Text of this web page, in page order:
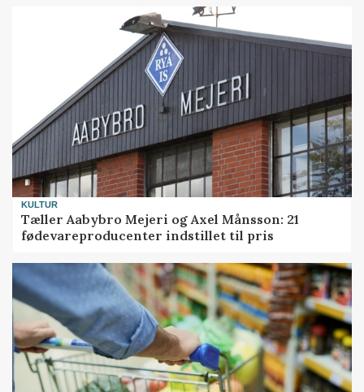
KULTUR
Tæller Aabybro Mejeri og Axel Månsson: 21
fødevareproducenter indstillet til pris